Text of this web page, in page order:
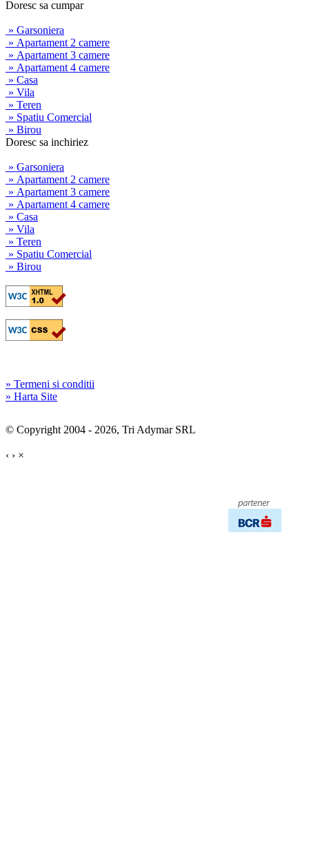
Doresc sa cumpar
» Garsoniera
» Apartament 2 camere
» Apartament 3 camere
» Apartament 4 camere
» Casa
» Vila
» Teren
» Spatiu Comercial
» Birou
Doresc sa inchiriez
» Garsoniera
» Apartament 2 camere
» Apartament 3 camere
» Apartament 4 camere
» Casa
» Vila
» Teren
» Spatiu Comercial
» Birou
» Termeni si conditii
» Harta Site
© Copyright 2004 - 2026, Tri Adymar SRL
‹ › ×